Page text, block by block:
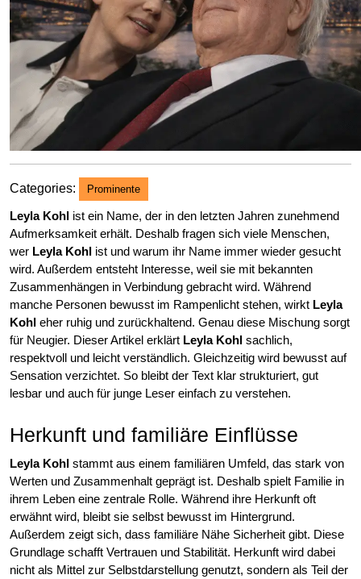
Categories: Prominente
Leyla Kohl ist ein Name, der in den letzten Jahren zunehmend
Aufmerksamkeit erhält. Deshalb fragen sich viele Menschen,
wer Leyla Kohl ist und warum ihr Name immer wieder gesucht
wird. Außerdem entsteht Interesse, weil sie mit bekannten
Zusammenhängen in Verbindung gebracht wird. Während
manche Personen bewusst im Rampenlicht stehen, wirkt Leyla
Kohl eher ruhig und zurückhaltend. Genau diese Mischung sorgt
für Neugier. Dieser Artikel erklärt Leyla Kohl sachlich,
respektvoll und leicht verständlich. Gleichzeitig wird bewusst auf
Sensation verzichtet. So bleibt der Text klar strukturiert, gut
lesbar und auch für junge Leser einfach zu verstehen.
Herkunft und familiäre Einflüsse
Leyla Kohl stammt aus einem familiären Umfeld, das stark von
Werten und Zusammenhalt geprägt ist. Deshalb spielt Familie in
ihrem Leben eine zentrale Rolle. Während ihre Herkunft oft
erwähnt wird, bleibt sie selbst bewusst im Hintergrund.
Außerdem zeigt sich, dass familiäre Nähe Sicherheit gibt. Diese
Grundlage schafft Vertrauen und Stabilität. Herkunft wird dabei
nicht als Mittel zur Selbstdarstellung genutzt, sondern als Teil der